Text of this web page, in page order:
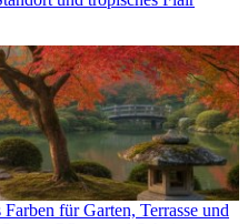
für Garten, Terrasse und